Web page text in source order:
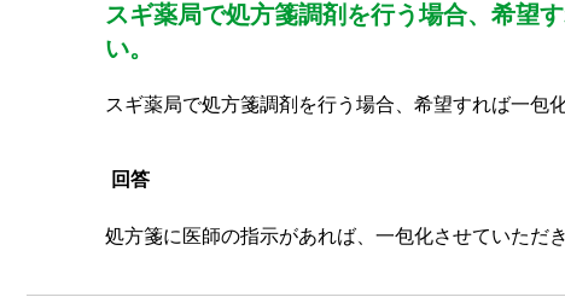
スギ薬局で処方箋調剤を行う場合、希望
い。
スギ薬局で処方箋調剤を行う場合、希望すれば一包
回答
処方箋に医師の指示があれば、一包化させていただき